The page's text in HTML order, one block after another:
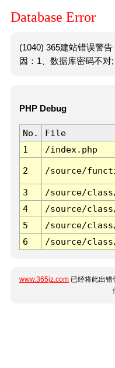
Database Error
(1040) 365建站错误警
因：1、数据库密码不对;
PHP Debug
No. File
1
/index.php
2 /source/
3 /source/
4
/source/
5
/source/
6
/source/
www.365jz.com 已经将此出